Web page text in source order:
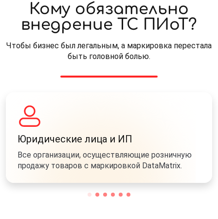
Кому обязательно
внедрение ТС ПИоТ?
Чтобы бизнес был легальным, а маркировка перестала
быть головной болью.
Юридические лица и ИП
Все организации, осуществляющие розничную
продажу товаров с маркировкой DataMatrix.